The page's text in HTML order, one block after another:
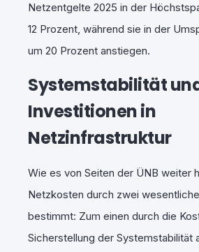
Netzentgelte 2025 in der
12 Prozent, während sie in der
um 20 Prozent anstiegen.
Systemstabilität
Investitionen in
Netzinfrastruktur
Wie es von Seiten der ÜNB weiter
Netzkosten durch zwei
bestimmt: Zum einen durch die
Sicherstellung der Systemstabilität